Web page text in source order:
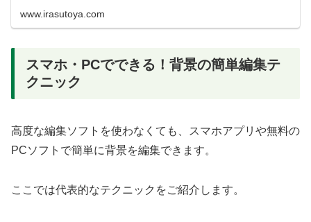
www.irasutoya.com
スマホ・PCでできる！背景の簡単編集テ
クニック
高度な編集ソフトを使わなくても、スマホアプリや無料の
PCソフトで簡単に背景を編集できます。
ここでは代表的なテクニックをご紹介します。